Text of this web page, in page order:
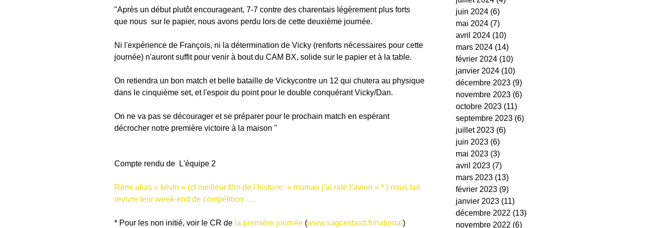
"Après un début plutôt encourageant, 7-7 contre des charentais légèrement plus forts
que nous  sur le papier, nous avons perdu lors de cette deuxième journée.
Ni l'expérience de François, ni la détermination de Vicky (renforts nécessaires pour cette
journée) n'auront suffit pour venir à bout du CAM BX, solide sur le papier et à la table.
On retiendra un bon match et belle bataille de Vickycontre un 12 qui chutera au physique
dans le cinquième set, et l'espoir du point pour le double conquérant Vicky/Dan.
On ne va pas se décourager et se préparer pour le prochain match en espérant
décrocher notre première victoire à la maison "
Compte rendu de  L'équipe 2
Rémi alias « kévin » (cf meilleur film de l’histoire: « maman j’ai raté l’avion » * ) nous fait
revivre leur week-end de compétition ….
* Pour les non initié, voir le CR de la première journée (www.sagcestastt.fr/national )
juin 2024 (6)
mai 2024 (7)
avril 2024 (10)
mars 2024 (14)
février 2024 (10)
janvier 2024 (10)
décembre 2023 (9)
novembre 2023 (6)
octobre 2023 (11)
septembre 2023 (6)
juillet 2023 (6)
juin 2023 (6)
mai 2023 (3)
avril 2023 (7)
mars 2023 (13)
février 2023 (9)
janvier 2023 (11)
décembre 2022 (13)
novembre 2022 (6)